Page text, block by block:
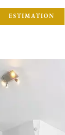
ESTIMATION